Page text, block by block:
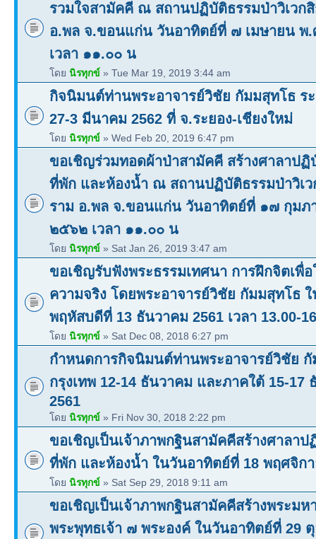
รวมใจสามัคคี ณ สถานปฏิบัติธรรมป่าวิเวก
อ.พล จ.ขอนแก่น วันอาทิตย์ที่ ๗ เมษายน พ
เวลา ๑๑.๐๐ น
โดย นิรทุกข์ » Tue Mar 19, 2019 3:44 am
กิจนิมนต์ท่านพระอาจารย์วิชัย กัมมสุทโธ ร
27-3 มีนาคม 2562 ที่ จ.ระยอง-เชียงใหม่
โดย นิรทุกข์ » Wed Feb 20, 2019 6:47 pm
ขอเชิญร่วมทอดผ้าป่าสามัคคี สร้างศาลาปฏิ
ที่พัก และห้องน้ำ ณ สถานปฏิบัติธรรมป่าวิเว
ราม อ.พล จ.ขอนแก่น วันอาทิตย์ที่ ๑๗ กุมภ
๒๕๖๒ เวลา ๑๑.๐๐ น
โดย นิรทุกข์ » Sat Jan 26, 2019 3:47 am
ขอเชิญรับฟังพระธรรมเทศนา การฝึกจิตเพื่อ
ความจริง โดยพระอาจารย์วิชัย กัมมสุทโธ
พฤหัสบดีที่ 13 ธันวาคม 2561 เวลา 13.00-
โดย นิรทุกข์ » Sat Dec 08, 2018 6:27 pm
กำหนดการกิจนิมนต์ท่านพระอาจารย์วิชัย
กรุงเทพ 12-14 ธันวาคม และภาคใต้ 15-17
2561
โดย นิรทุกข์ » Fri Nov 30, 2018 2:22 pm
ขอเชิญเป็นเจ้าภาพกฐินสามัคคีสร้างศาลาป
ที่พัก และห้องน้ำ ในวันอาทิตย์ที่ 18 พฤศจิก
โดย นิรทุกข์ » Sat Sep 29, 2018 9:11 am
ขอเชิญเป็นเจ้าภาพกฐินสามัคคีสร้างพระมห
พระพุทธเจ้า ๗ พระองค์ ในวันอาทิตย์ที่ 29